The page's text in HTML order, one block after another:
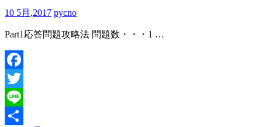
10 5月,2017 pycno
Part1応答問題攻略法 問題数・・・1 …
Facebook
Twitter
Line